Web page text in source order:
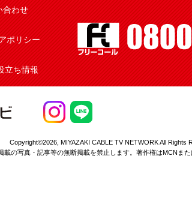
合わせ
ポリシー
立ち情報
Copyright©2026, MIYAZAKI CABLE TV NETWORK All Rights
載の写真・記事等の無断掲載を禁止します。著作権はMCNま